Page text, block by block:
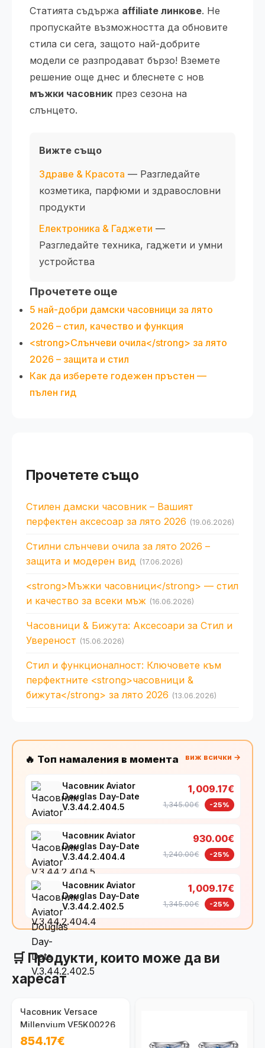
Статията съдържа affiliate линкове. Не
пропускайте възможността да обновите
стила си сега, защото най-добрите
модели се разпродават бързо! Вземете
решение още днес и блеснете с нов
мъжки часовник през сезона на
слънцето.
Вижте също
Здраве & Красота — Разгледайте
козметика, парфюми и здравословни
продукти
Електроника & Гаджети —
Разгледайте техника, гаджети и умни
устройства
Прочетете още
5 най-добри дамски часовници за лято
2026 – стил, качество и функция
<strong>Слънчеви очила</strong> за лято
2026 – защита и стил
Как да изберете годежен пръстен —
пълен гид
Прочетете също
Стилен дамски часовник – Вашият
перфектен аксесоар за лято 2026 (19.06.2026)
Стилни слънчеви очила за лято 2026 –
защита и модерен вид (17.06.2026)
<strong>Мъжки часовници</strong> — стил
и качество за всеки мъж (16.06.2026)
Часовници & Бижута: Аксесоари за Стил и
Увереност (15.06.2026)
Стил и функционалност: Ключовете към
перфектните <strong>часовници &
бижута</strong> за лято 2026 (13.06.2026)
🔥 Топ намаления в момента виж всички →
Часовник Aviator
Douglas Day-Date
V.3.44.2.404.5
1,009.17€
1,345.00€ -25%
Часовник Aviator
Douglas Day-Date
V.3.44.2.404.4
930.00€
1,240.00€ -25%
Часовник Aviator
Douglas Day-Date
V.3.44.2.402.5
1,009.17€
1,345.00€ -25%
🛒 Продукти, които може да ви
харесат
Часовник Versace
Millenyium VE5K00226
854.17€